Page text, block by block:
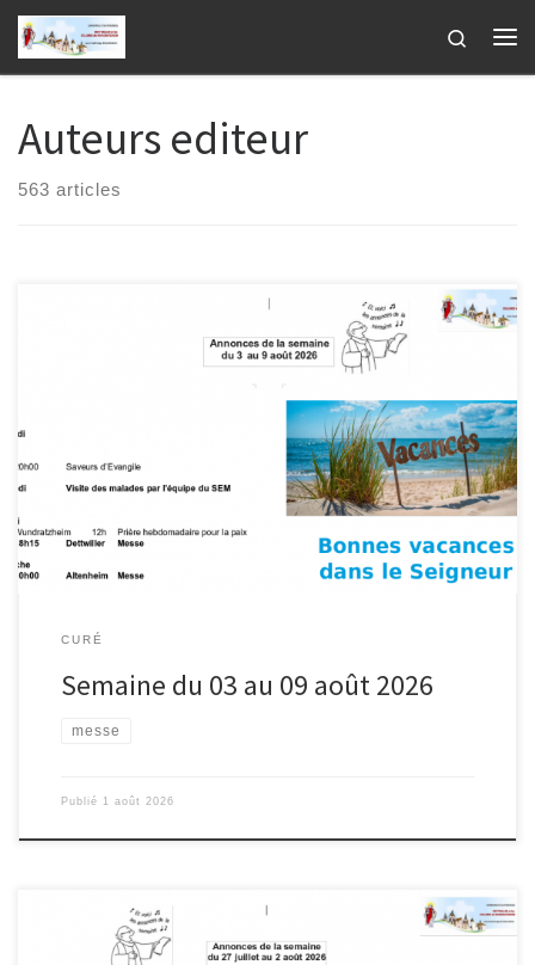
Passer au contenu
Search
Auteursediteur
563 articles
CURÉ
Semaine du 03 au 09 août 2026
messe
Publié 1 août 2026